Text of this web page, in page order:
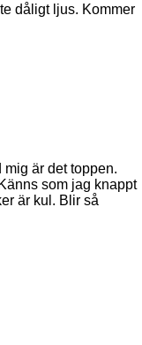
dåligt ljus. Kommer
mig är det toppen.
som jag knappt
är kul. Blir så